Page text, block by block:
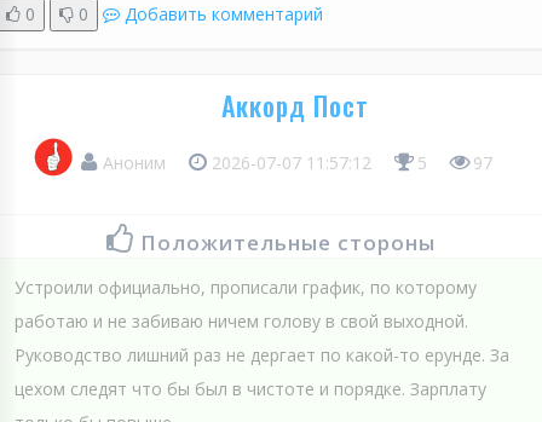
0 0 Добавить комментарий
Аккорд Пост
Аноним 2026-07-07 11:57:12 5 97
Положительные стороны
Устроили официально, прописали график, по которому
работаю и не забиваю ничем голову в свой выходной.
Руководство лишний раз не дергает по какой-то ерунде. За
цехом следят что бы был в чистоте и порядке. Зарплату